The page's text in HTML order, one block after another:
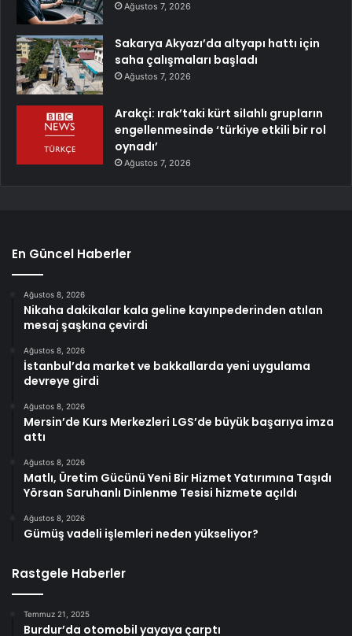
Ağustos 7, 2026
Sakarya Akyazı’da altyapı hattı için
saha çalışmaları başladı
Ağustos 7, 2026
Arakçi: ırak’taki kürt silahlı grupların
engellenmesinde ‘türkiye etkili bir rol
oynadı’
Ağustos 7, 2026
En Güncel Haberler
Ağustos 8, 2026
Nikaha dakikalar kala geline kayınpederinden atılan
mesaj şaşkına çevirdi
Ağustos 8, 2026
İstanbul’da market ve bakkallarda yeni uygulama
devreye girdi
Ağustos 8, 2026
Mersin’de Kurs Merkezleri LGS’de büyük başarıya imza
attı
Ağustos 8, 2026
Matlı, Üretim Gücünü Yeni Bir Hizmet Yatırımına Taşıdı
Yörsan Saruhanlı Dinlenme Tesisi hizmete açıldı
Ağustos 8, 2026
Gümüş vadeli işlemleri neden yükseliyor?
Rastgele Haberler
Temmuz 21, 2025
Burdur’da otomobil yayaya çarptı